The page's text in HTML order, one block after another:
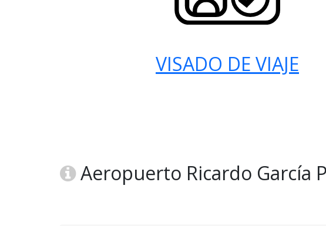
VISADO DE VIAJE
Aeropuerto Ricardo García